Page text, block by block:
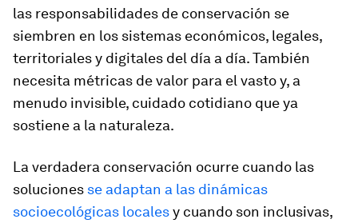
las responsabilidades de conservación se
siembren en los sistemas económicos, legales,
territoriales y digitales del día a día. También
necesita métricas de valor para el vasto y, a
menudo invisible, cuidado cotidiano que ya
sostiene a la naturaleza.
La verdadera conservación ocurre cuando las
soluciones se adaptan a las dinámicas
socioecológicas localesy cuando son inclusivas,